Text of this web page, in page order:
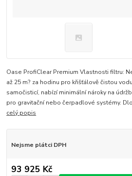
Oase ProfiClear Premium Vlastnosti filtru:
až 25 m? za hodinu pro křišťálově čistou
samočisticí, nabízí minimální nároky na
pro gravitační nebo čerpadlové systémy.
celý popis
Nejsme plátci DPH
93 925 Kč